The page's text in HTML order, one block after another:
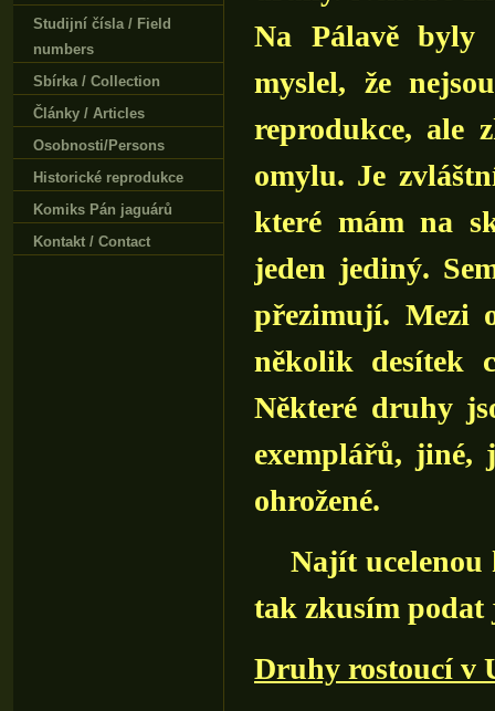
Na Pálavě byly
myslel, že
reprodukce, ale
omylu. Je
které mám na
jeden jediný.
přezimují. Mezi
několik desítek
Některé druhy
exemplářů,
ohrožené.
Najít ucelenou
tak zkusím podat
Druhy rostoucí v
Studijní čísla / Field
numbers
Sbírka / Collection
Články / Articles
Osobnosti/Persons
Historické reprodukce
Komiks Pán jaguárů
Kontakt / Contact